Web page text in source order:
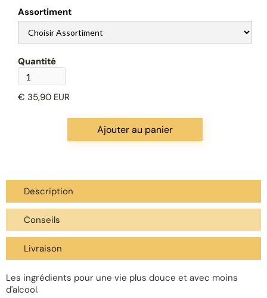
Assortiment
Quantité
€ 35,90 EUR
Description
Conseils
Livraison
Les ingrédients pour une vie plus douce et avec moins
d'alcool.